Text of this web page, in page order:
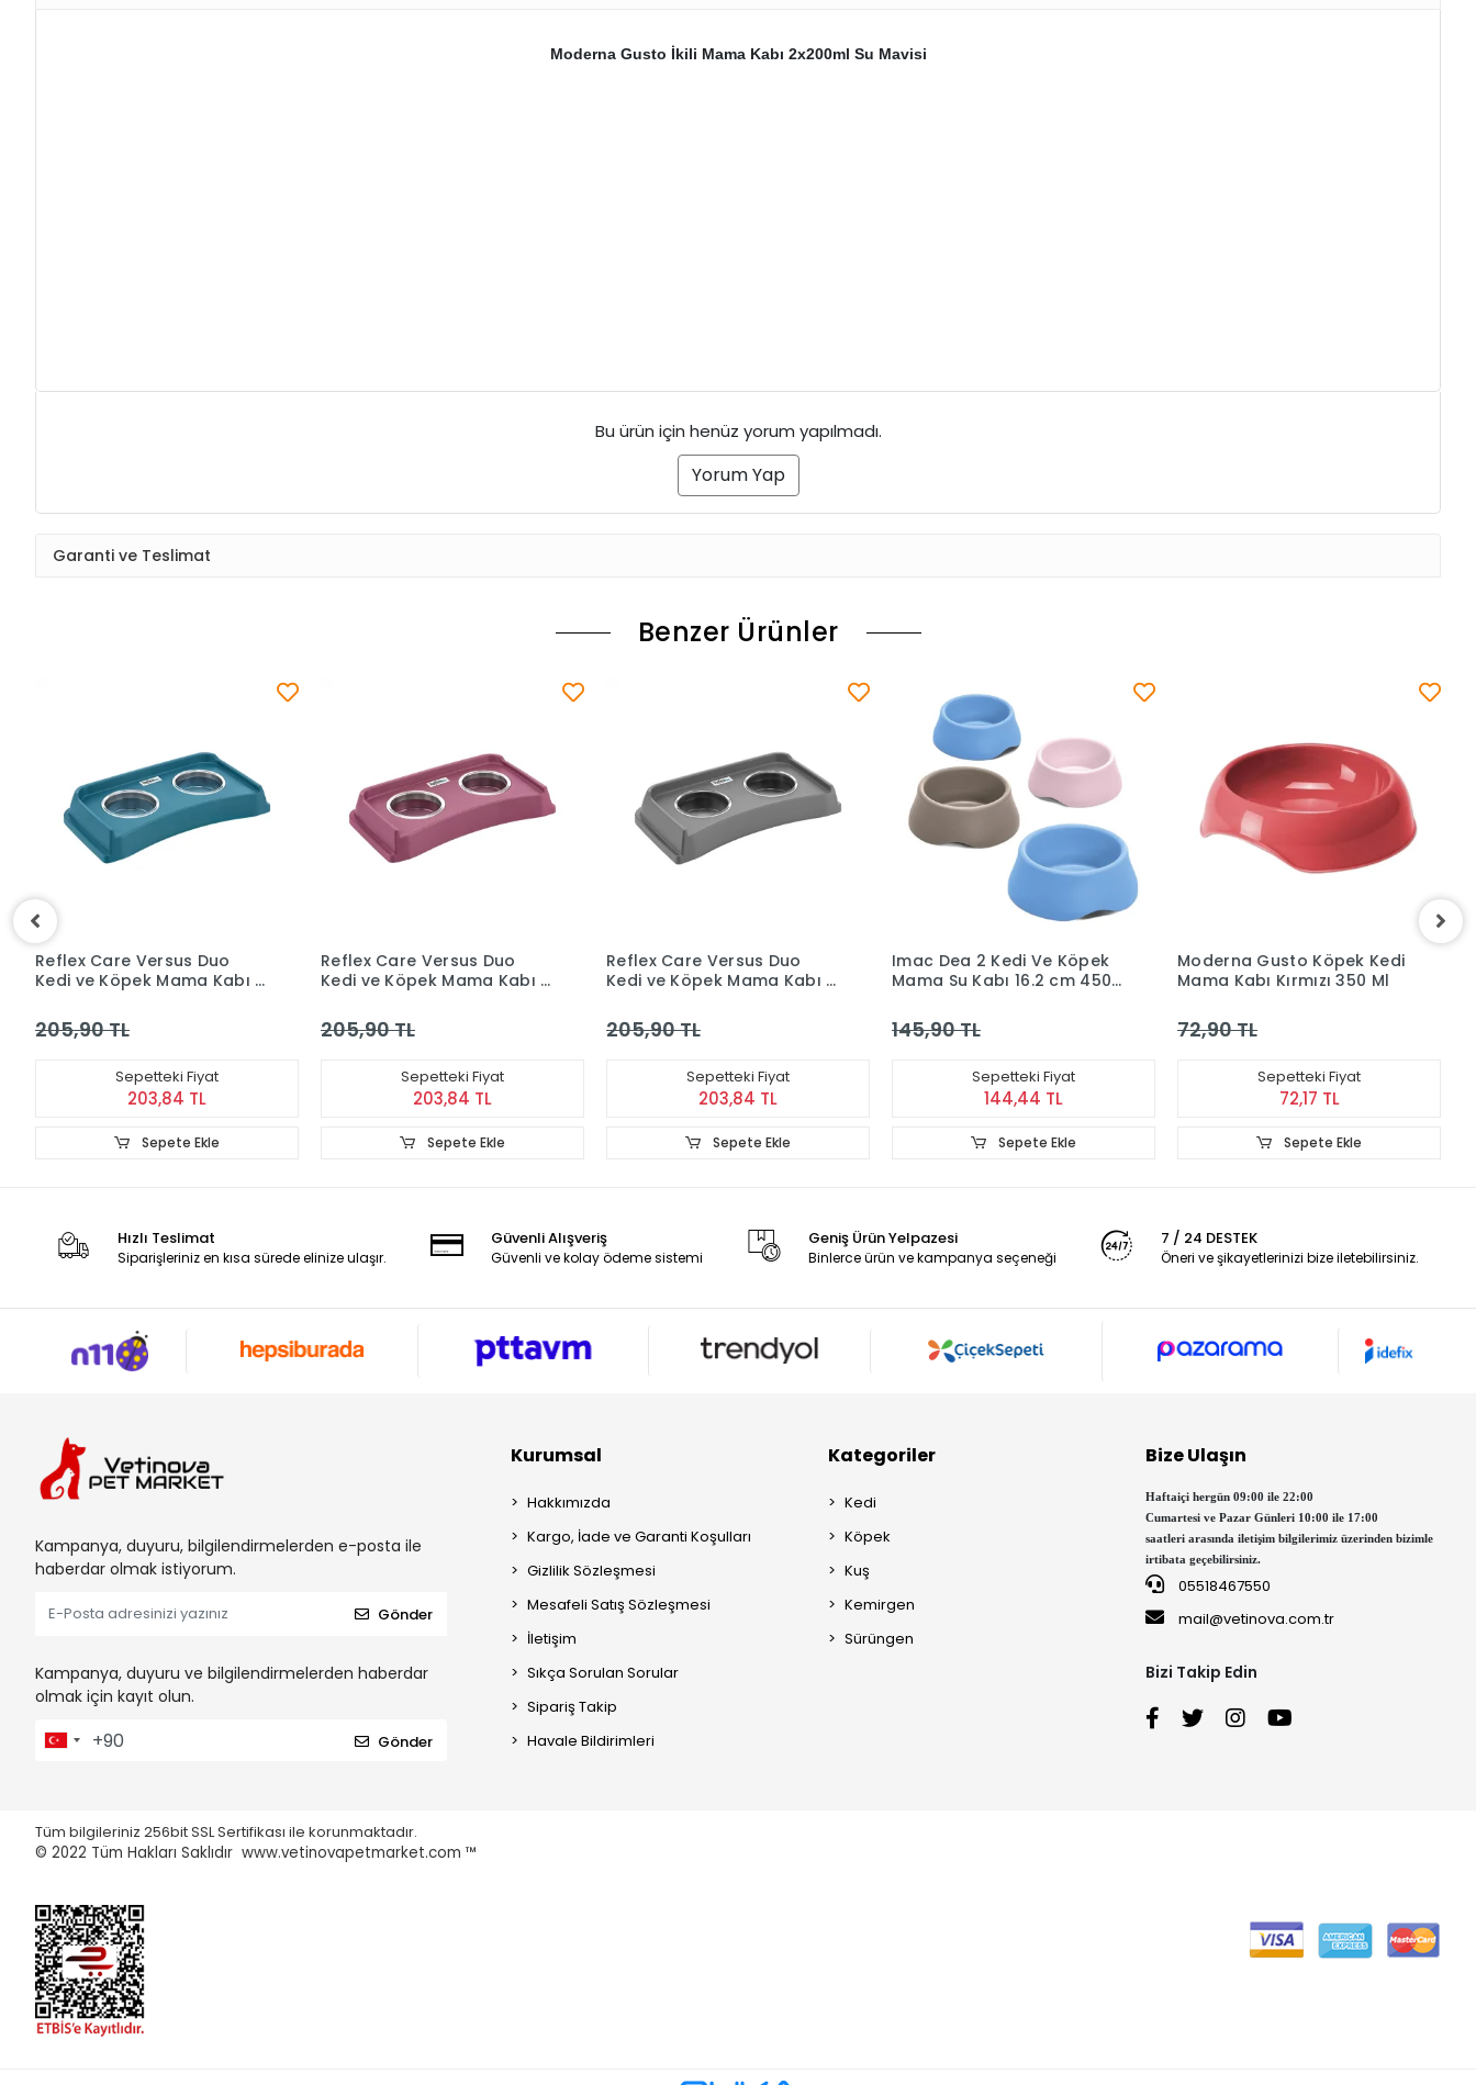
Moderna Gusto İkili Mama Kabı 2x200ml Su Mavisi
Bu ürün için henüz yorum yapılmadı.
Yorum Yap
Garanti ve Teslimat
Benzer Ürünler
Reflex Care Versus Duo
Kedi ve Köpek Mama Kabı -
205,90 TL
Sepetteki Fiyat
203,84 TL
Sepete Ekle
Reflex Care Versus Duo
Kedi ve Köpek Mama Kabı -
205,90 TL
Sepetteki Fiyat
203,84 TL
Sepete Ekle
Imac Dea 2 Kedi Ve Köpek
Mama Su Kabı 16.2 cm 450
145,90 TL
Sepetteki Fiyat
144,44 TL
Sepete Ekle
Moderna Gusto Köpek Kedi
Mama Kabı Kırmızı 350 Ml
72,90 TL
Sepetteki Fiyat
72,17 TL
Sepete Ekle
PlastArt Kedi ve Köpekler
için Platik Kaymaz Silikonlu
202,90 TL
Sepetteki Fiyat
200,87 TL
Sepete Ekle
Hızlı Teslimat
Siparişleriniz en kısa sürede elinize ulaşır.
Güvenli Alışveriş
Güvenli ve kolay ödeme sistemi
Geniş Ürün Yelpazesi
Binlerce ürün ve kampanya seçeneği
7 / 24 DESTEK
Öneri ve şikayetlerinizi bize iletebilirsiniz.
Kampanya, duyuru, bilgilendirmelerden e-posta ile
haberdar olmak istiyorum.
Gönder
Kampanya, duyuru ve bilgilendirmelerden haberdar
olmak için kayıt olun.
Gönder
Kurumsal
Hakkımızda
Kargo, İade ve Garanti Koşulları
Gizlilik Sözleşmesi
Mesafeli Satış Sözleşmesi
İletişim
Sıkça Sorulan Sorular
Sipariş Takip
Havale Bildirimleri
Kategoriler
Kedi
Köpek
Kuş
Kemirgen
Sürüngen
Bize Ulaşın
Haftaiçi hergün 09:00 ile 22:00
Cumartesi ve Pazar Günleri 10:00 ile 17:00
saatleri arasında iletişim bilgilerimiz üzerinden bizimle
irtibata geçebilirsiniz.
05518467550
mail@vetinova.com.tr
Bizi Takip Edin
Tüm bilgileriniz 256bit SSL Sertifikası ile korunmaktadır.
© 2022 Tüm Hakları Saklıdır www.vetinovapetmarket.com ™